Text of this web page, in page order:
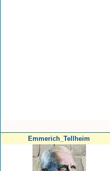
Emmerich_Tellheim